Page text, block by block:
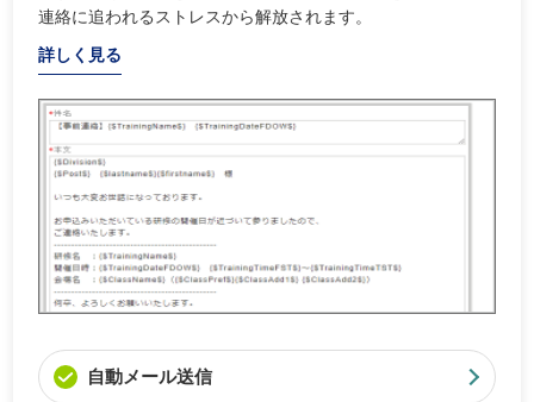
連絡に追われるストレスから解放されます。
詳しく見る
自動メール送信